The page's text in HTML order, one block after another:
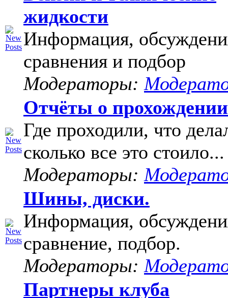
жидкости
Информация,
сравнения и подбор
Модераторы:
Отчёты о
Где проходили, что
сколько все это стоило...
Модераторы:
Шины, диски.
Информация,
сравнение, подбор.
Модераторы:
Партнеры клуба